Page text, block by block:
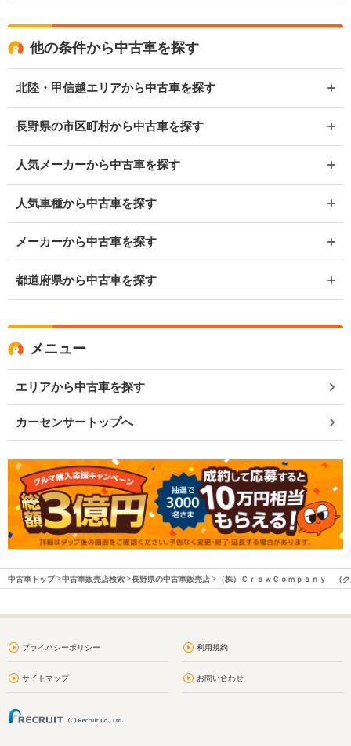
他の条件から中古車を探す
北陸・甲信越エリアから中古車を探す
長野県の市区町村から中古車を探す
人気メーカーから中古車を探す
人気車種から中古車を探す
メーカーから中古車を探す
都道府県から中古車を探す
メニュー
エリアから中古車を探す
カーセンサートップへ
中古車トップ 中古車販売店検索 長野県の中古車販売店 （株）ＣｒｅｗＣｏｍｐａｎｙ （
プライバシーポリシー 利用規約
サイトマップ お問い合わせ